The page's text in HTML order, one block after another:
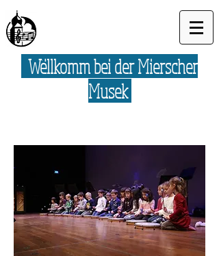
Wëllkomm bei der Mierscher
Musek